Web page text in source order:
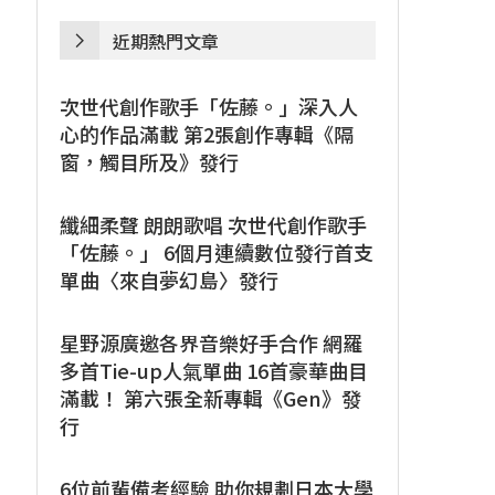
近期熱門文章
次世代創作歌手「佐藤。」深入人
心的作品滿載 第2張創作專輯《隔
窗，觸目所及》發行
纖細柔聲 朗朗歌唱 次世代創作歌手
「佐藤。」 6個月連續數位發行首支
單曲〈來自夢幻島〉發行
星野源廣邀各界音樂好手合作 網羅
多首Tie-up人氣單曲 16首豪華曲目
滿載！ 第六張全新專輯《Gen》發
行
6位前輩備考經驗 助你規劃日本大學